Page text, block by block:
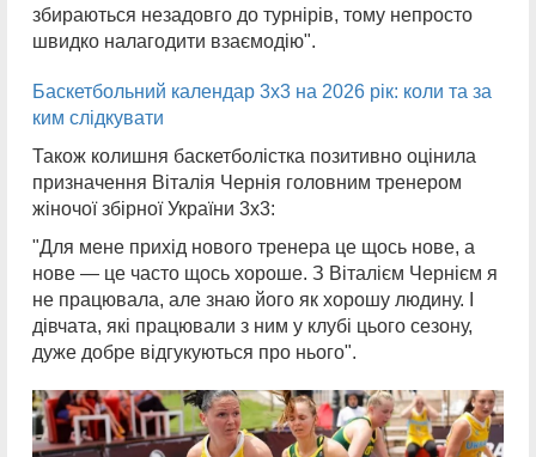
збираються незадовго до турнірів, тому непросто
швидко налагодити взаємодію".
Баскетбольний календар 3х3 на 2026 рік: коли та за
ким слідкувати
Також колишня баскетболістка позитивно оцінила
призначення Віталія Чернія головним тренером
жіночої збірної України 3х3:
"Для мене прихід нового тренера це щось нове, а
нове — це часто щось хороше. З Віталієм Чернієм я
не працювала, але знаю його як хорошу людину. І
дівчата, які працювали з ним у клубі цього сезону,
дуже добре відгукуються про нього".